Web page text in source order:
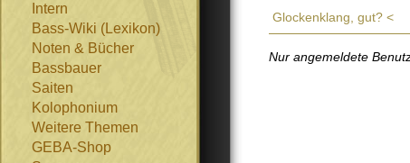
Intern
Bass-Wiki (Lexikon)
Noten & Bücher
Bassbauer
Saiten
Kolophonium
Weitere Themen
GEBA-Shop
Glockenklang, gut? <
Nur angemeldete